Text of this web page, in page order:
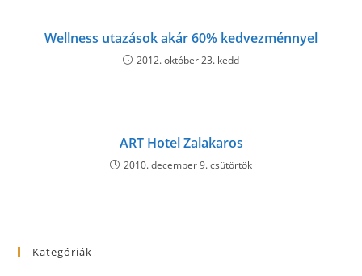
Wellness utazások akár 60% kedvezménnyel
2012. október 23. kedd
ART Hotel Zalakaros
2010. december 9. csütörtök
Kategóriák